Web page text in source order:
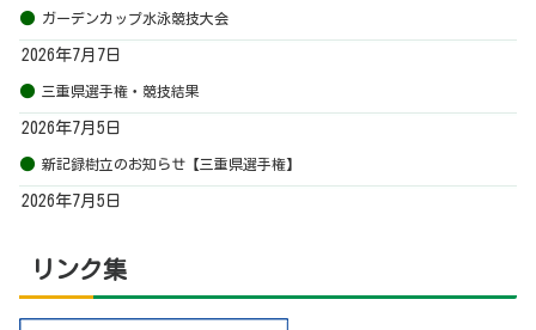
ガーデンカップ水泳競技大会
2026年7月7日
三重県選手権・競技結果
2026年7月5日
新記録樹立のお知らせ【三重県選手権】
2026年7月5日
リンク集